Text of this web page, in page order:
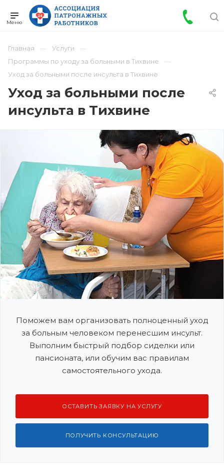
Главная
Услуги
Программы по уходу за больными в Тихвине
Уход за больными после инсульта в Тихвине
Уход за больными после
инсульта в Тихвине
Поможем вам организовать полноценный уход
за больным человеком перенесшим инсульт.
Выполним быстрый подбор сиделки или
пансионата, или обучим вас правилам
самостоятельного ухода.
ОСТАВИТЬ ЗАЯВКУ НА УСЛУГУ
ПОЛУЧИТЬ КОНСУЛЬТАЦИЮ